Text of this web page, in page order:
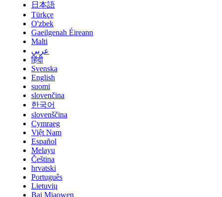
日本語
Türkçe
O'zbek
Gaeilgenah Éireann
Malti
عربي
हिंदी
Svenska
English
suomi
slovenčina
한국어
slovenščina
Cymraeg
Việt Nam
Español
Melayu
Čeština
hrvatski
Português
Lietuvių
Bai Miaowen